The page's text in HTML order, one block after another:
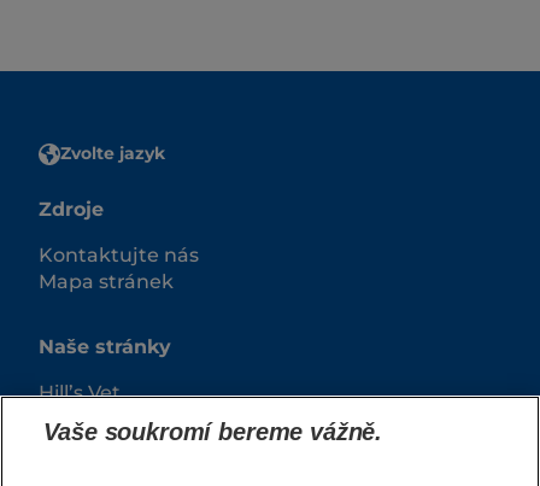
Zvolte jazyk
Zdroje
Kontaktujte nás
Mapa stránek
Naše stránky
Hill’s Vet
Kariéra
Vaše soukromí bereme vážně.